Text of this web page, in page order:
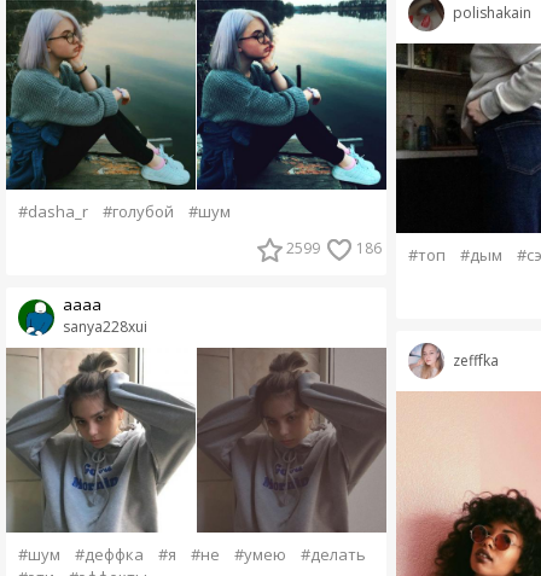
#dasha_r #голубой #шум
2599 186
sanya228xui
аааа
#шум #деффка #я #не #умею
#делать
polishakain
#топ #дым
zefffka